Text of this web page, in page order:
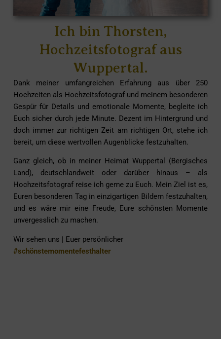
Ich bin Thorsten,
Hochzeitsfotograf aus
Wuppertal.
Dank meiner umfangreichen Erfahrung aus über 250
Hochzeiten als Hochzeitsfotograf und meinem besonderen
Gespür für Details und emotionale Momente, begleite ich
Euch sicher durch jede Minute. Dezent im Hintergrund und
doch immer zur richtigen Zeit am richtigen Ort, stehe ich
bereit, um diese wertvollen Augenblicke festzuhalten.
Ganz gleich, ob in meiner Heimat Wuppertal (Bergisches
Land), deutschlandweit oder darüber hinaus – als
Hochzeitsfotografreise ich gerne zu Euch. Mein Ziel ist es,
Euren besonderen Tag in einzigartigen Bildern festzuhalten,
und es wäre mir eine Freude, Eure schönsten Momente
unvergesslich zu machen.
Wir sehen uns | Euer persönlicher
#schönstemomentefesthalter